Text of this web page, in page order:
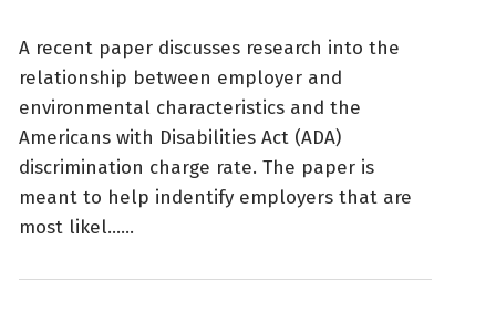
A recent paper discusses research into the
relationship between employer and
environmental characteristics and the
Americans with Disabilities Act (ADA)
discrimination charge rate. The paper is
meant to help indentify employers that are
most likel......